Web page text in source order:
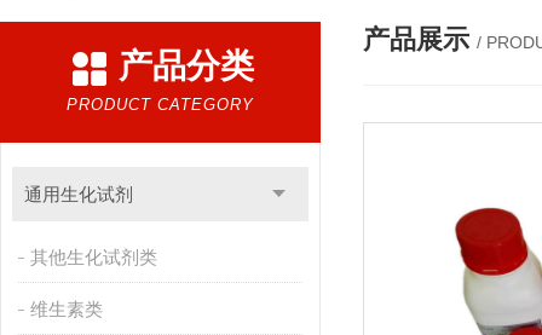
产品分类
PRODUCT CATEGORY
通用生化试剂
其他生化试剂类
维生素类
产品展示 /